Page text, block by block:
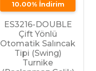
10.00% İndirim
ES3216-DOUBLE
Çift Yönlü
Otomatik Salıncak
Tipi (Swing)
Turnike